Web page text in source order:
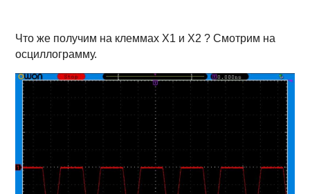
Что же получим на клеммах Х1 и Х2 ? Смотрим на
осциллограмму.